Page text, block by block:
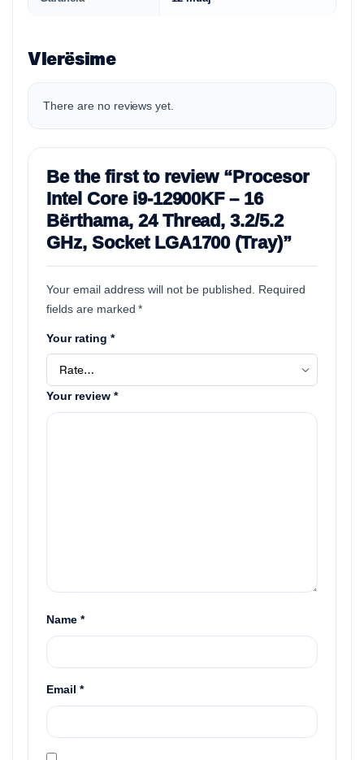
Vlerësime
There are no reviews yet.
Be the first to review “Procesor
Intel Core i9-12900KF – 16
Bërthama, 24 Thread, 3.2/5.2
GHz, Socket LGA1700 (Tray)”
Your email address will not be published.
Required
fields are marked*
Your rating *
Your review *
Name *
Email *